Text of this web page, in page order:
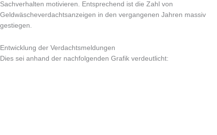
Sachverhalten motivieren. Entsprechend ist die Zahl von
Geldwäscheverdachtsanzeigen in den vergangenen Jahren massiv
gestiegen.
Entwicklung der Verdachtsmeldungen
Dies sei anhand der nachfolgenden Grafik verdeutlicht: